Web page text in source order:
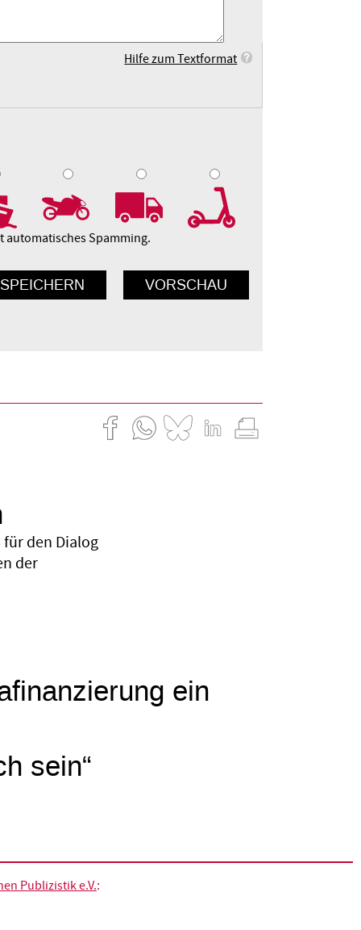
Hilfe zum Textformat
9 10
automatisches Spamming.
den Dialog
der
ein
sein“
Publizistik e.V.: